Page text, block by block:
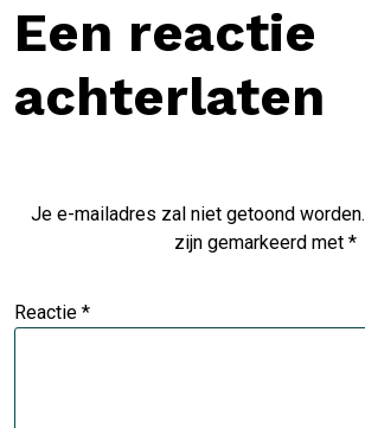
Een reactie
achterlaten
Je e-mailadres zal niet getoond worden.
zijn gemarkeerd met *
Reactie *